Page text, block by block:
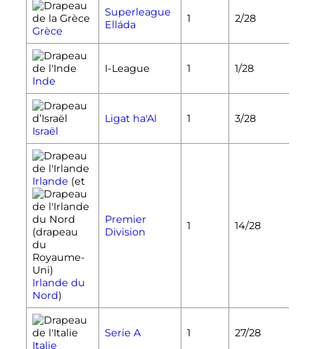
Grèce
Superleague
Elláda
1 2/28
Inde
I-League 1 1/28
Israël
Ligat ha'Al 1 3/28
Irlande (et
Irlande du
Nord)
Premier
Division
1 14/28
Italie
Serie A 1 27/28